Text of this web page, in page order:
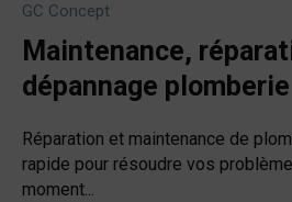
GC Concept
Maintenance,
dépannage plomberie
Réparation et maintenance de
rapide pour résoudre vos
moment...